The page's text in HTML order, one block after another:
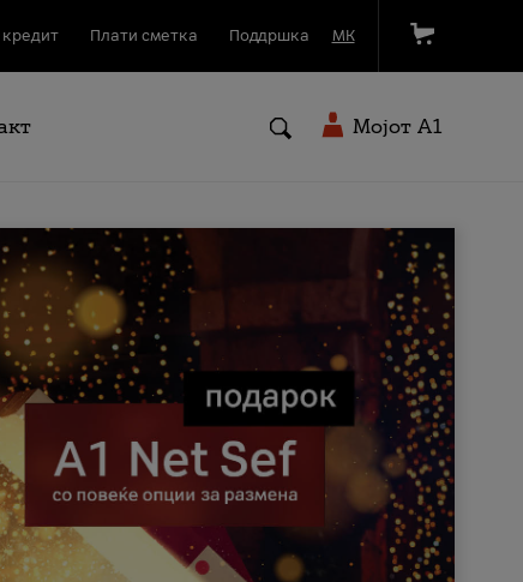
Плати сметка Поддршка МК
Мојот A1